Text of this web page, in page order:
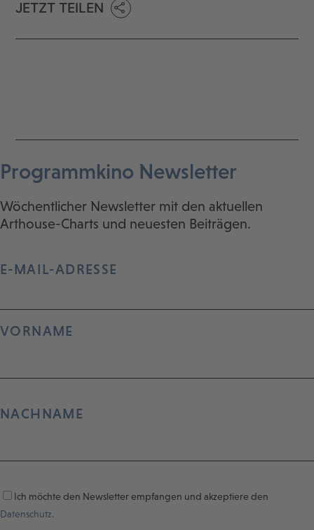
JETZT TEILEN
Programmkino Newsletter
Wöchentlicher Newsletter mit den aktuellen
Arthouse-Charts und neuesten Beiträgen.
E-MAIL-ADRESSE
VORNAME
NACHNAME
Ich möchte den Newsletter empfangen und akzeptiere den
Datenschutz.